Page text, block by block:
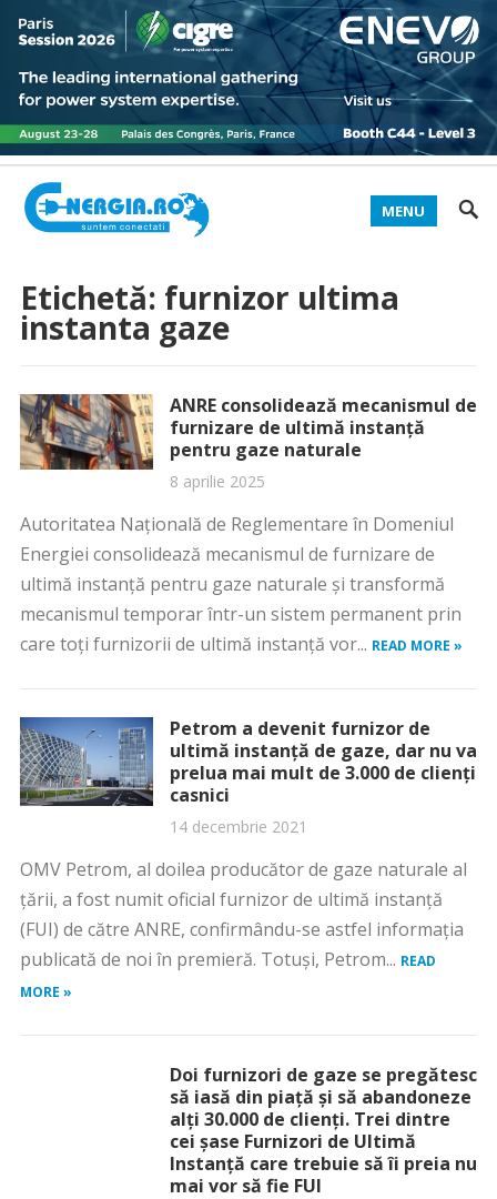
MENU
Etichetă: furnizor ultima
instanta gaze
ANRE consolidează mecanismul de
furnizare de ultimă instanţă
pentru gaze naturale
8 aprilie 2025
Autoritatea Naţională de Reglementare în Domeniul
Energiei consolidează mecanismul de furnizare de
ultimă instanţă pentru gaze naturale şi transformă
mecanismul temporar într-un sistem permanent prin
care toţi furnizorii de ultimă instanţă vor... READ MORE »
Petrom a devenit furnizor de
ultimă instanță de gaze, dar nu va
prelua mai mult de 3.000 de clienți
casnici
14 decembrie 2021
OMV Petrom, al doilea producător de gaze naturale al
țării, a fost numit oficial furnizor de ultimă instanță
(FUI) de către ANRE, confirmându-se astfel informația
publicată de noi în premieră. Totuși, Petrom... READ
MORE »
Doi furnizori de gaze se pregătesc
să iasă din piață și să abandoneze
alți 30.000 de clienți. Trei dintre
cei șase Furnizori de Ultimă
Instanță care trebuie să îi preia nu
mai vor să fie FUI